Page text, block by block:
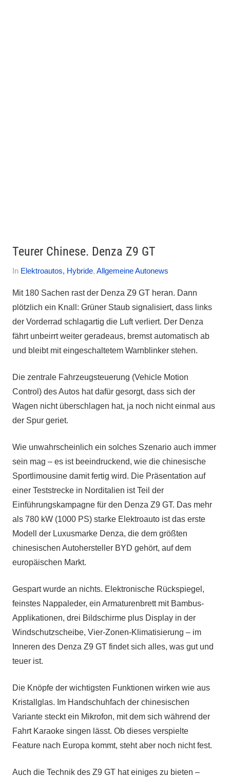
Teurer Chinese. Denza Z9 GT
Am
April
2025
Von
In Elektroautos, Hybride, Allgemeine Autonews
Mit 180 Sachen rast der Denza Z9 GT heran. Dann
plötzlich ein Knall: Grüner Staub signalisiert, dass links
der Vorderrad schlagartig die Luft verliert. Der Denza
fährt unbeirrt weiter geradeaus, bremst automatisch ab
und bleibt mit eingeschaltetem Warnblinker stehen.
Die zentrale Fahrzeugsteuerung (Vehicle Motion
Control) des Autos hat dafür gesorgt, dass sich der
Wagen nicht überschlagen hat, ja noch nicht einmal aus
der Spur geriet.
Wie unwahrscheinlich ein solches Szenario auch immer
sein mag – es ist beeindruckend, wie die chinesische
Sportlimousine damit fertig wird. Die Präsentation auf
einer Teststrecke in Norditalien ist Teil der
Einführungskampagne für den Denza Z9 GT. Das mehr
als 780 kW (1000 PS) starke Elektroauto ist das erste
Modell der Luxusmarke Denza, die dem größten
chinesischen Autohersteller BYD gehört, auf dem
europäischen Markt.
Gespart wurde an nichts. Elektronische Rückspiegel,
feinstes Nappaleder, ein Armaturenbrett mit Bambus-
Applikationen, drei Bildschirme plus Display in der
Windschutzscheibe, Vier-Zonen-Klimatisierung – im
Inneren des Denza Z9 GT findet sich alles, was gut und
teuer ist.
Die Knöpfe der wichtigsten Funktionen wirken wie aus
Kristallglas. Im Handschuhfach der chinesischen
Variante steckt ein Mikrofon, mit dem sich während der
Fahrt Karaoke singen lässt. Ob dieses verspielte
Feature nach Europa kommt, steht aber noch nicht fest.
Auch die Technik des Z9 GT hat einiges zu bieten –